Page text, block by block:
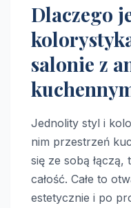
Dlaczego
salonie z
Jednolity styl i
nim przestrzeń
się ze sobą
całość. Całe to
estetycznie i po